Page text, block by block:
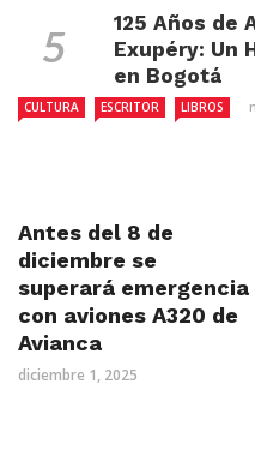
125 Años de
Exupéry: Un
en Bogotá
CULTURA ESCRITOR LIBROS
Antes del 8 de
diciembre se
superará emergencia
con aviones A320 de
Avianca
diciembre 1, 2025